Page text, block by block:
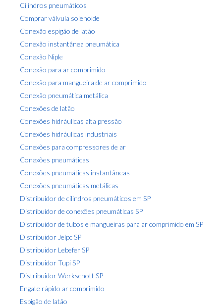
m
Cilindros pneumáticos
Comprar válvula solenoide
Conexão espigão de latão
Conexão instantânea pneumática
Conexão Niple
Conexão para ar comprimido
Conexão para mangueira de ar comprimido
Conexão pneumática metálica
Conexões de latão
Conexões hidráulicas alta pressão
Conexões hidráulicas industriais
Conexões para compressores de ar
Conexões pneumáticas
Conexões pneumáticas instantâneas
Conexões pneumáticas metálicas
Distribuidor de cilindros pneumáticos em SP
Distribuidor de conexões pneumáticas SP
Distribuidor de tubos e mangueiras para ar comprimido em SP
Distribuidor Jelpc SP
Distribuidor Lebefer SP
Distribuidor Tupi SP
Distribuidor Werkschott SP
Engate rápido ar comprimido
Espigão de latão